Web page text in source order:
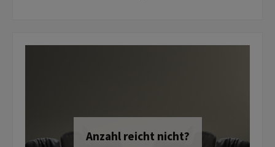
Anzahl reicht nicht?